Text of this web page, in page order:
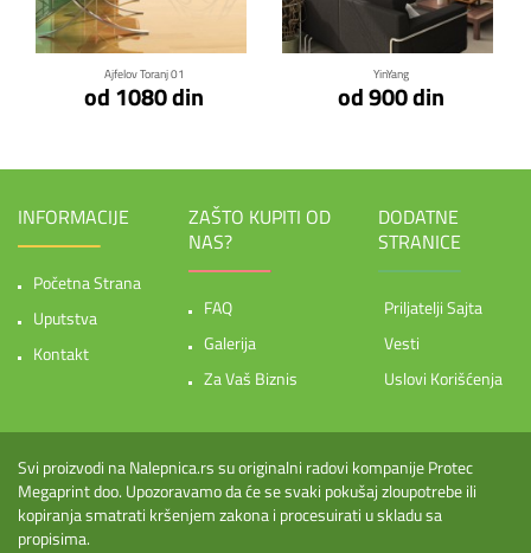
Ajfelov Toranj 01
od 1080 din
YinYang
od 900 din
INFORMACIJE
Početna Strana
Uputstva
Kontakt
ZAŠTO KUPITI OD
NAS?
FAQ
Galerija
Za Vaš Biznis
DODATNE
STRANICE
Priljatelji Sajta
Vesti
Uslovi Korišćenja
Svi proizvodi na Nalepnica.rs su originalni radovi kompanije Protec
Megaprint doo. Upozoravamo da će se svaki pokušaj zloupotrebe ili
kopiranja smatrati kršenjem zakona i procesuirati u skladu sa
propisima.